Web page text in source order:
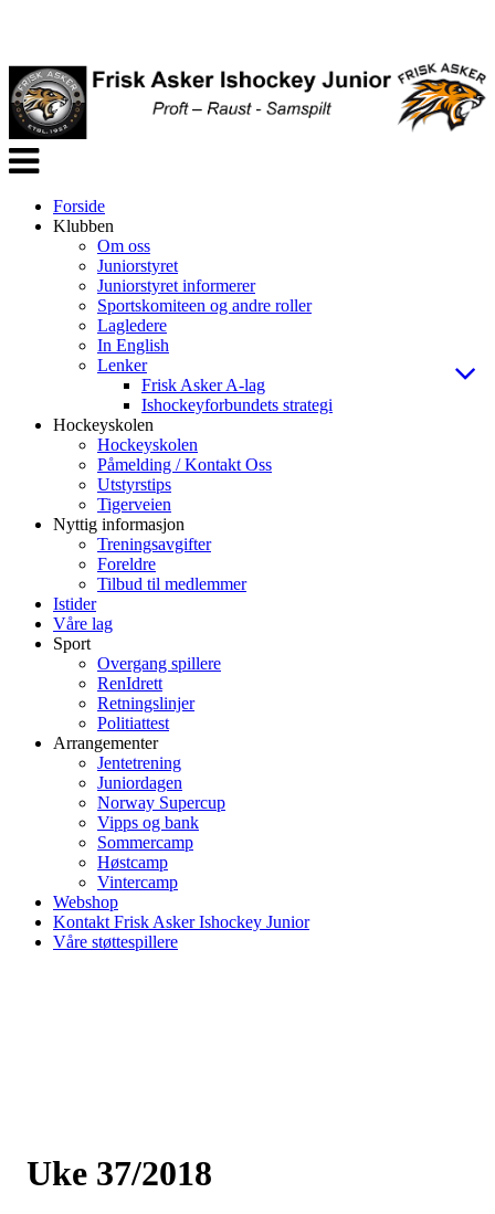
Veksle
navigasjon
Forside
Klubben
Om oss
Juniorstyret
Juniorstyret informerer
Sportskomiteen og andre roller
Lagledere
In English
Lenker
Frisk Asker A-lag
Ishockeyforbundets strategi
Hockeyskolen
Hockeyskolen
Påmelding / Kontakt Oss
Utstyrstips
Tigerveien
Nyttig informasjon
Treningsavgifter
Foreldre
Tilbud til medlemmer
Istider
Våre lag
Sport
Overgang spillere
RenIdrett
Retningslinjer
Politiattest
Arrangementer
Jentetrening
Juniordagen
Norway Supercup
Vipps og bank
Sommercamp
Høstcamp
Vintercamp
Webshop
Kontakt Frisk Asker Ishockey Junior
Våre støttespillere
Uke 37/2018